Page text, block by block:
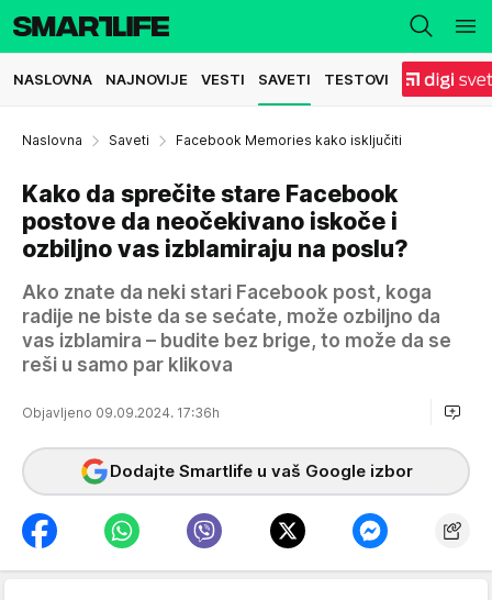
NASLOVNA NAJNOVIJE VESTI SAVETI TESTOVI
Naslovna Saveti Facebook Memories kako isključiti
Kako da sprečite stare Facebook
postove da neočekivano iskoče i
ozbiljno vas izblamiraju na poslu?
Ako znate da neki stari Facebook post, koga
radije ne biste da se sećate, može ozbiljno da
vas izblamira – budite bez brige, to može da se
reši u samo par klikova
Objavljeno 09.09.2024. 17:36h
Dodajte Smartlife u vaš Google izbor